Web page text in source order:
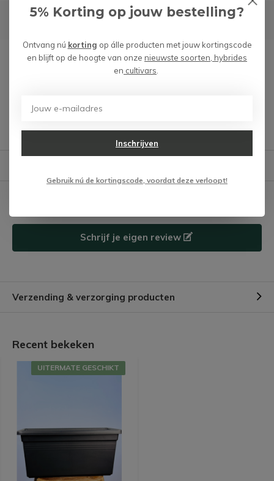
Geschikt voor
8,5 en 12 cm planten en
Garantie Géén risico m.b.t. verzending
Heb je een vraag over dit product?
We helpen je graag met het vinden van het juiste product.
Er zijn nog geen reviews
Schrijf je eigen review
Verzending & verzorging producten
Recent bekeken
UITERMATE GESCHIKT
5% Korting op jouw bestelling?
Ontvang nú korting op álle producten met jouw kortingscode
en blijft op de hoogte van onze nieuwste soorten, hybrides
en cultivars
Inschrijven
Gebruik nú de kortingscode, voordat deze verloopt!